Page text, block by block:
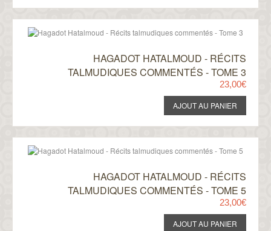
HAGADOT HATALMOUD - RÉCITS
TALMUDIQUES COMMENTÉS - TOME 3
23,00€
HAGADOT HATALMOUD - RÉCITS
TALMUDIQUES COMMENTÉS - TOME 5
23,00€